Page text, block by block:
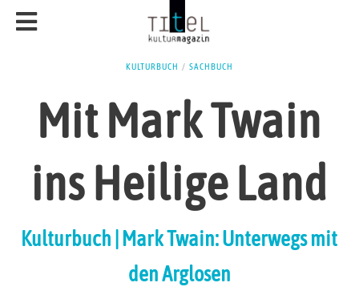
KULTURBUCH / SACHBUCH
Mit Mark Twain
ins Heilige Land
Kulturbuch | Mark Twain: Unterwegs mit
den Arglosen